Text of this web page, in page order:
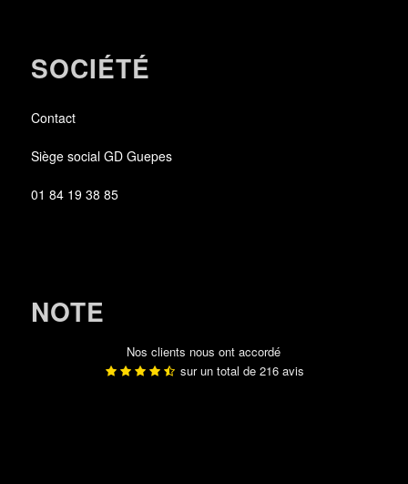
SOCIÉTÉ
Contact
Siège social GD Guepes
01 84 19 38 85
NOTE
Nos clients nous ont accordé
sur un total de 216avis